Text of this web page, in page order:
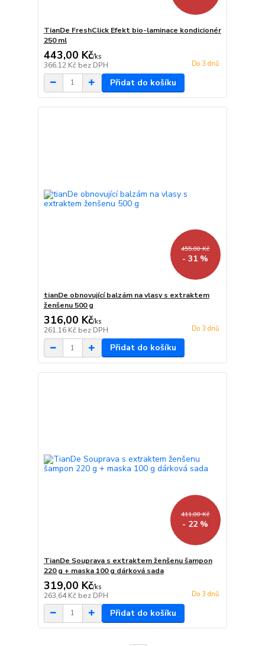
TianDe FreshClick Efekt bio-laminace kondicionér
250 ml
443,00 Kč/ks
366,12 Kč bez DPH Do 3 dnů
Přidat do košíku
455,00 Kč
- 31 %
tianDe obnovující balzám na vlasy s extraktem
ženšenu 500 g
316,00 Kč/ks
261,16 Kč bez DPH Do 3 dnů
Přidat do košíku
411,00 Kč
- 22 %
TianDe Souprava s extraktem ženšenu šampon
220 g + maska 100 g dárková sada
319,00 Kč/ks
263,64 Kč bez DPH Do 3 dnů
Přidat do košíku